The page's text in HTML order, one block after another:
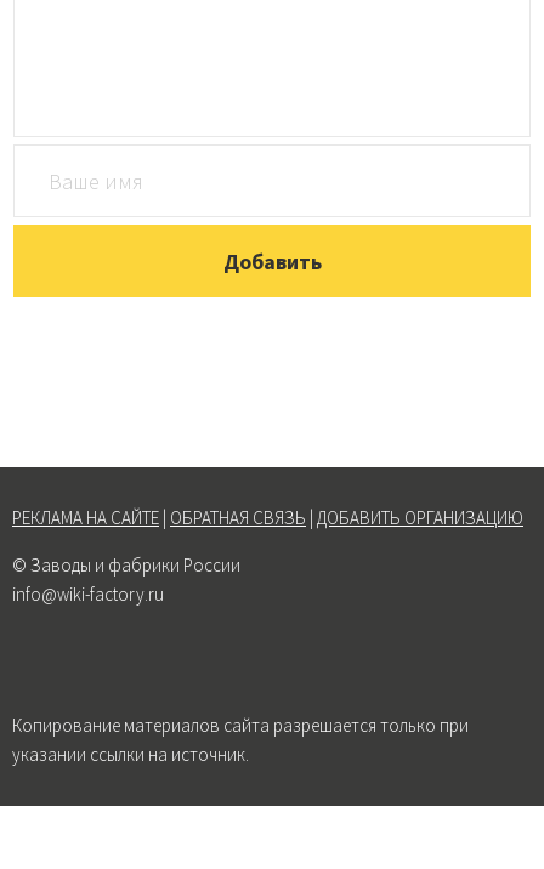
РЕКЛАМА НА САЙТЕ ОБРАТНАЯ СВЯЗЬ ДОБАВИТЬ ОРГАНИЗАЦИЮ
© Заводы и фабрики России
info@wiki-factory.ru
Копирование материалов сайта разрешается только при
указании ссылки на источник.